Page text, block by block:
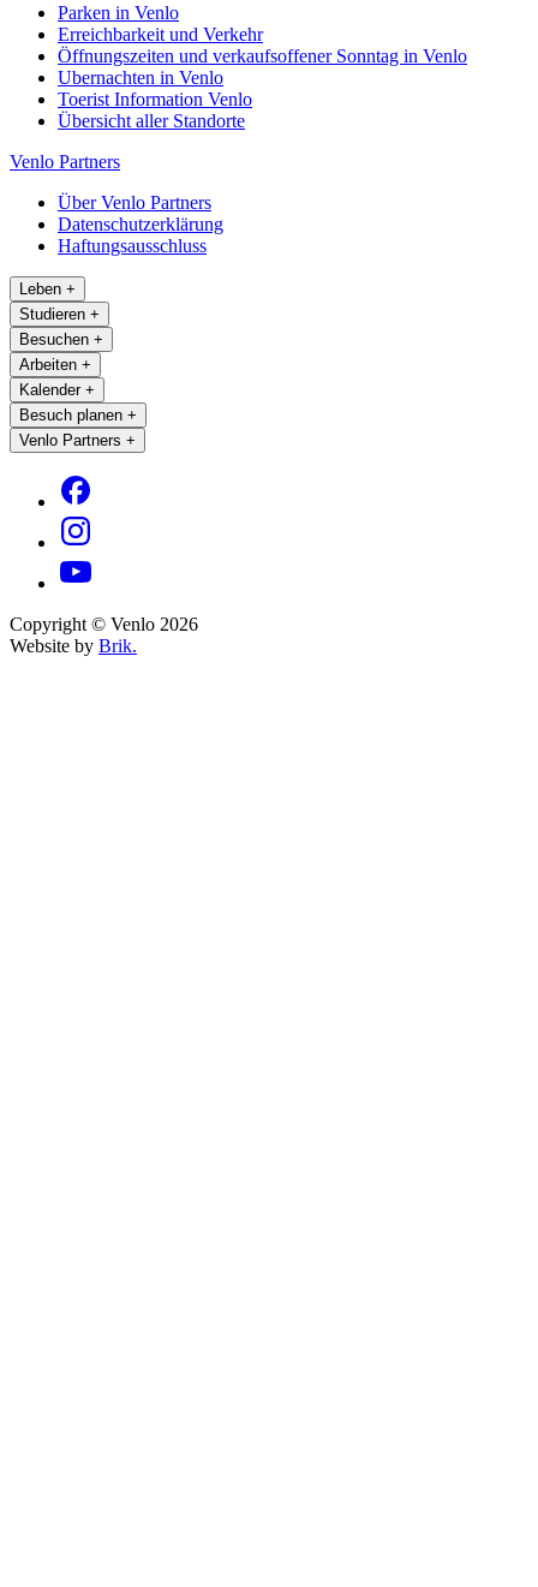
Parken in Venlo
Erreichbarkeit und Verkehr
Öffnungszeiten und verkaufsoffener Sonntag in Venlo
Ubernachten in Venlo
Toerist Information Venlo
Übersicht aller Standorte
Venlo Partners
Über Venlo Partners
Datenschutzerklärung
Haftungsausschluss
Leben +
Studieren +
Besuchen +
Arbeiten +
Kalender +
Besuch planen +
Venlo Partners +
Copyright © Venlo 2026
Website by Brik.